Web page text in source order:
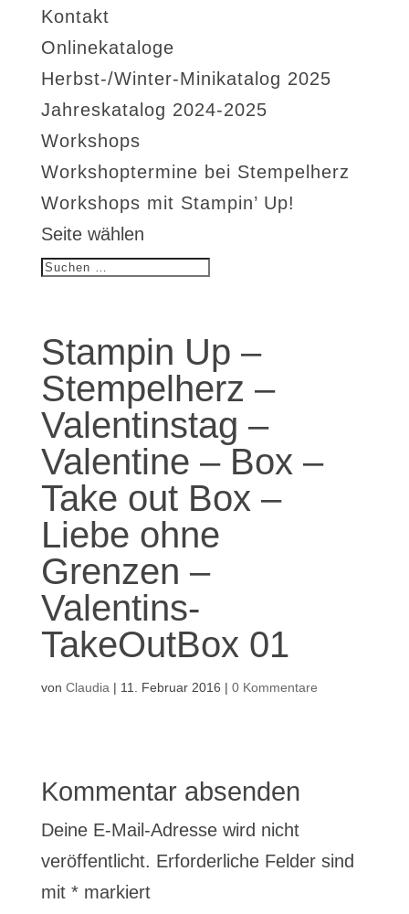
Kontakt
Onlinekataloge
Herbst-/Winter-Minikatalog 2025
Jahreskatalog 2024-2025
Workshops
Workshoptermine bei Stempelherz
Workshops mit Stampin’ Up!
Seite wählen
Stampin Up –
Stempelherz –
Valentinstag –
Valentine – Box –
Take out Box –
Liebe ohne
Grenzen –
Valentins-
TakeOutBox 01
von Claudia | 11. Februar 2016 | 0 Kommentare
Kommentar absenden
Deine E-Mail-Adresse wird nicht
veröffentlicht. Erforderliche Felder sind
mit *markiert